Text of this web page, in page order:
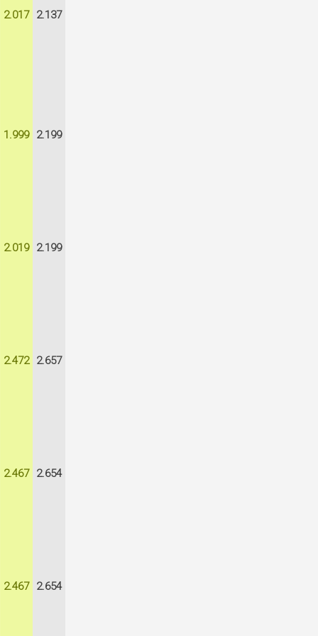
2.017 2.137
1.999 2.199
2.019 2.199
2.472 2.657
2.467 2.654
2.467 2.654